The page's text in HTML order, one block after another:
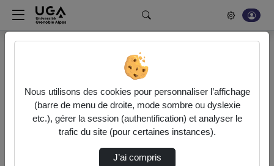
Rechercher un média sur POD
Bonjour, votre serveur vidéo a été mis à jour. Nous sommes
en train de finaliser son optimisation. L'encodage de vos
vidéos fonctionne (ne pas tenir compte du message d'erreur
actuel à la fin de votre encodage).
Nous utilisons des cookies pour personnaliser l’affichage
(barre de menu de droite, mode sombre ou dyslexie
etc.), gérer la session (authentification) et analyser le
trafic du site (pour certaines instances).
J’ai compris